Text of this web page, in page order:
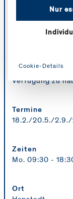
Die
Berater*innen
Austausch und
beruflich-
Verfügung zu
Termine
18.2./20.5./2.9./
Zeiten
Mo. 09:30 -
Ort
Nur
Cookie-Details